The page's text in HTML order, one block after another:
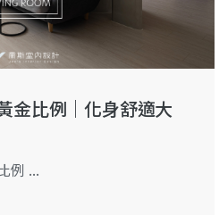
金比例｜化身舒適大
例 ...